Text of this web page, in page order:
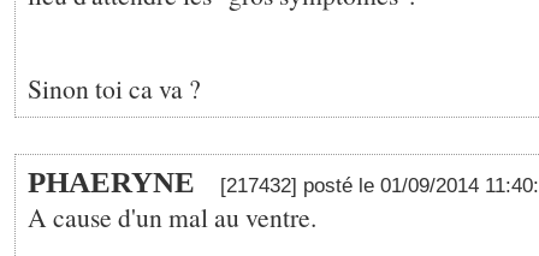
Sinon toi ca va ?
PHAERYNE [217432] posté le 01/09/2014
A cause d'un mal au ventre.